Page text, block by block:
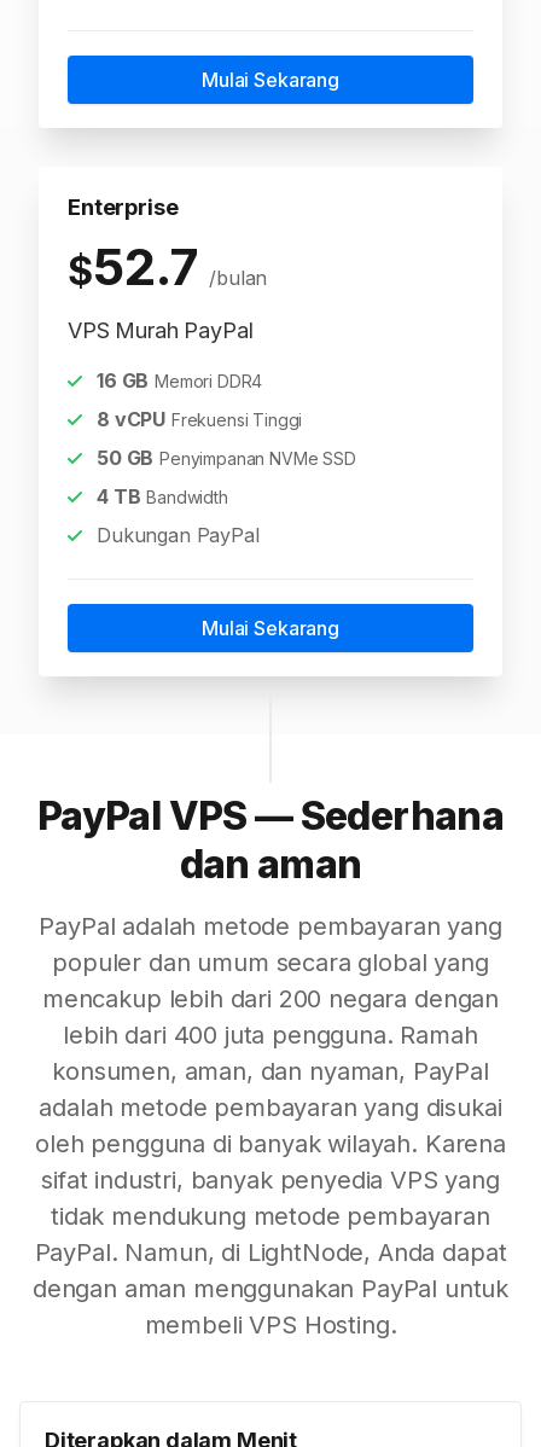
Mulai Sekarang
Enterprise
$52.7 /bulan
VPS Murah PayPal
16 GB Memori DDR4
8 vCPU Frekuensi Tinggi
50GB Penyimpanan NVMe SSD
4TB Bandwidth
Dukungan PayPal
Mulai Sekarang
PayPal VPS — Sederhana
dan aman
PayPal adalah metode pembayaran yang
populer dan umum secara global yang
mencakup lebih dari 200 negara dengan
lebih dari 400 juta pengguna. Ramah
konsumen, aman, dan nyaman, PayPal
adalah metode pembayaran yang disukai
oleh pengguna di banyak wilayah. Karena
sifat industri, banyak penyedia VPS yang
tidak mendukung metode pembayaran
PayPal. Namun, di LightNode, Anda dapat
dengan aman menggunakan PayPal untuk
membeli VPS Hosting.
Diterapkan dalam Menit